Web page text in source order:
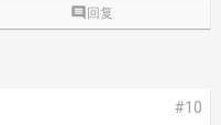
 回复
#10